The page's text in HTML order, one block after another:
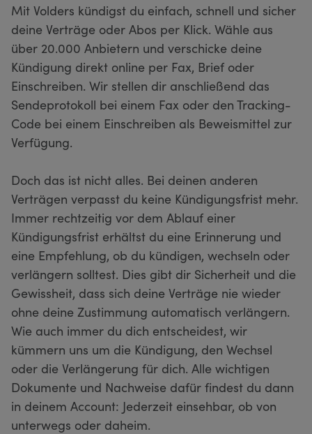
Mit Volders kündigst du einfach, schnell und sicher
deine Verträge oder Abos per Klick. Wähle aus
über 20.000 Anbietern und verschicke deine
Kündigung direkt online per Fax, Brief oder
Einschreiben. Wir stellen dir anschließend das
Sendeprotokoll bei einem Fax oder den Tracking-
Code bei einem Einschreiben als Beweismittel zur
Verfügung.
Doch das ist nicht alles. Bei deinen anderen
Verträgen verpasst du keine Kündigungsfrist mehr.
Immer rechtzeitig vor dem Ablauf einer
Kündigungsfrist erhältst du eine Erinnerung und
eine Empfehlung, ob du kündigen, wechseln oder
verlängern solltest. Dies gibt dir Sicherheit und die
Gewissheit, dass sich deine Verträge nie wieder
ohne deine Zustimmung automatisch verlängern.
Wie auch immer du dich entscheidest, wir
kümmern uns um die Kündigung, den Wechsel
oder die Verlängerung für dich. Alle wichtigen
Dokumente und Nachweise dafür findest du dann
in deinem Account: Jederzeit einsehbar, ob von
unterwegs oder daheim.